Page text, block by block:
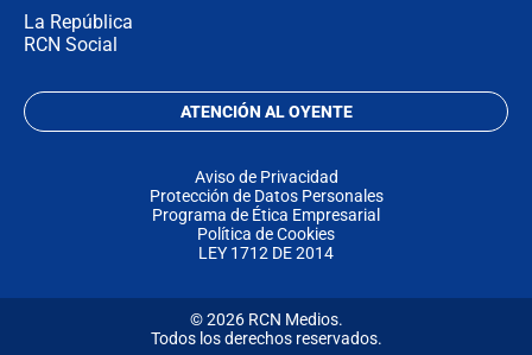
La República
RCN Social
ATENCIÓN AL OYENTE
Aviso de Privacidad
Protección de Datos Personales
Programa de Ética Empresarial
Política de Cookies
LEY 1712 DE 2014
© 2026 RCN Medios.
Todos los derechos reservados.